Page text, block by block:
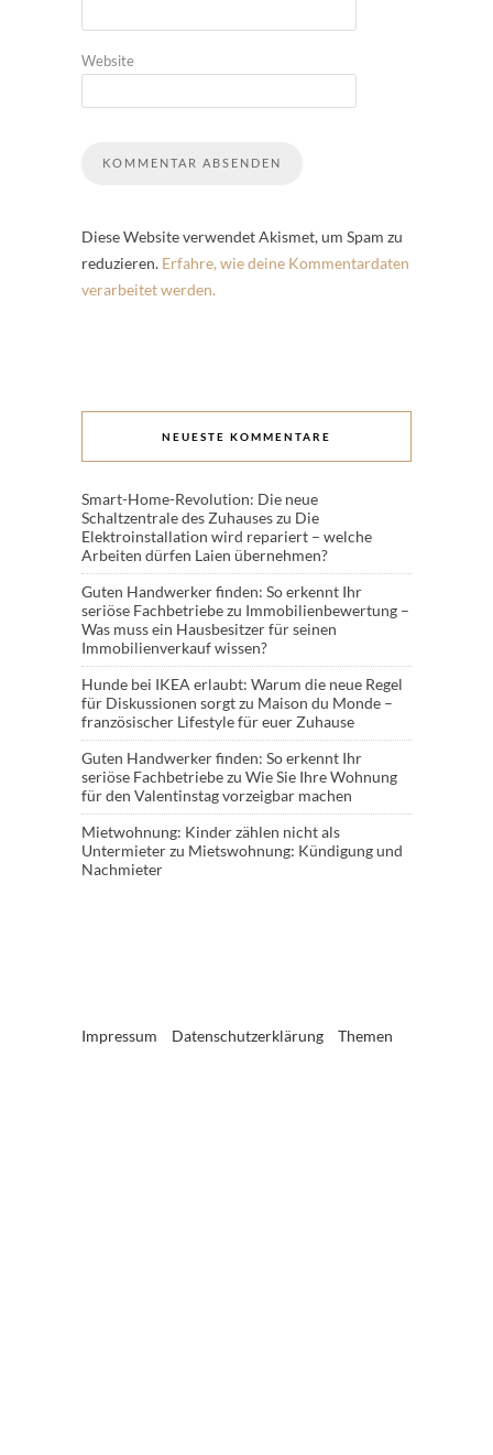
Website
Diese Website verwendet Akismet, um Spam zu
reduzieren. Erfahre, wie deine Kommentardaten
verarbeitet werden.
NEUESTE KOMMENTARE
Smart-Home-Revolution: Die neue
Schaltzentrale des Zuhauseszu Die
Elektroinstallation wird repariert – welche
Arbeiten dürfen Laien übernehmen?
Guten Handwerker finden: So erkennt Ihr
seriöse Fachbetriebezu Immobilienbewertung –
Was muss ein Hausbesitzer für seinen
Immobilienverkauf wissen?
Hunde bei IKEA erlaubt: Warum die neue Regel
für Diskussionen sorgtzu Maison du Monde –
französischer Lifestyle für euer Zuhause
Guten Handwerker finden: So erkennt Ihr
seriöse Fachbetriebezu Wie Sie Ihre Wohnung
für den Valentinstag vorzeigbar machen
Mietwohnung: Kinder zählen nicht als
Untermieterzu Mietswohnung: Kündigung und
Nachmieter
Impressum Datenschutzerklärung Themen